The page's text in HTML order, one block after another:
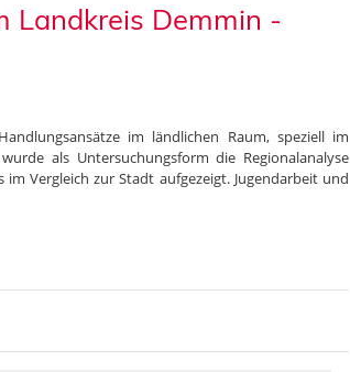
Landkreis Demmin -
im ländlichen Raum, speziell im
als Untersuchungsform die Regionalanalyse
Vergleich zur Stadt aufgezeigt. Jugendarbeit und